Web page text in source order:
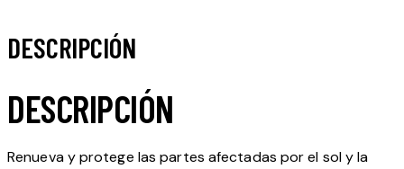
DESCRIPCIÓN
DESCRIPCIÓN
Renueva y protege las partes afectadas por el sol y la